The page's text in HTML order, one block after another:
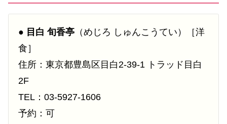
● 目白 旬香亭 （めじろ しゅんこうてい）［洋
食］
住所：東京都豊島区目白2-39-1 トラッド目白
2F
TEL：03-5927-1606
予約：可